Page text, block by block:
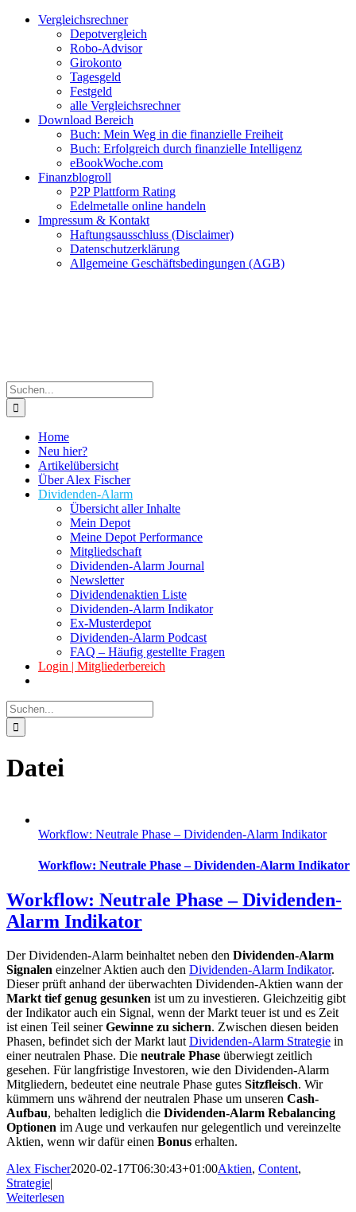
Zum
Facebook
Twitter
Instagram
Pinterest
YouTubeVergleichsrechner
Depotvergleich
Robo-Advisor
Girokonto
Tagesgeld
Festgeld
alle Vergleichsrechner
Download Bereich
Buch: Mein Weg in die finanzielle Freiheit
Buch: Erfolgreich durch finanzielle Intelligenz
eBookWoche.com
Finanzblogroll
P2P Plattform Rating
Edelmetalle online handeln
Impressum & Kontakt
Haftungsausschluss (Disclaimer)
Datenschutzerklärung
Allgemeine Geschäftsbedingungen (AGB)
Suche
nach:
Home
Neu hier?
Artikelübersicht
Über Alex Fischer
Dividenden-Alarm
Übersicht aller Inhalte
Mein Depot
Meine Depot Performance
Mitgliedschaft
Dividenden-Alarm Journal
Newsletter
Dividendenaktien Liste
Dividenden-Alarm Indikator
Ex-Musterdepot
Dividenden-Alarm Podcast
FAQ – Häufig gestellte Fragen
Login | Mitgliederbereich
Suche
nach:
Datei
Workflow: Neutrale Phase – Dividenden-Alarm Indikator
Workflow: Neutrale Phase – Dividenden-Alarm Indikator
Workflow: Neutrale Phase – Dividenden-
Alarm Indikator
Der Dividenden-Alarm beinhaltet neben den Dividenden-Alarm
Signalen einzelner Aktien auch den Dividenden-Alarm Indikator.
Dieser prüft anhand der überwachten Dividenden-Aktien wann der
Markt tief genug gesunken ist um zu investieren. Gleichzeitig gibt
der Indikator auch ein Signal, wenn der Markt teuer ist und es Zeit
ist einen Teil seinerGewinne zu sichern. Zwischen diesen beiden
Phasen, befindet sich der Markt laut Dividenden-Alarm Strategie in
einer neutralen Phase. Die neutrale Phase überwiegt zeitlich
gesehen. Für langfristige Investoren, wie den Dividenden-Alarm
Mitgliedern, bedeutet eine neutrale Phase gutes Sitzfleisch. Wir
kümmern uns während der neutralen Phase um unseren Cash-
Aufbau, behalten lediglich die Dividenden-Alarm Rebalancing
Optionen im Auge und verkaufen nur gelegentlich und vereinzelte
Aktien, wenn wir dafür einen Bonus erhalten.
Alex Fischer2020-02-17T06:30:43+01:00Aktien, Content,
Strategie|
Weiterlesen